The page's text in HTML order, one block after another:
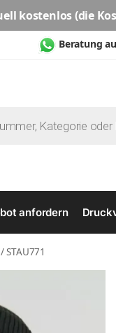
kostenlos(die
Beratung
anfordern
STAU771